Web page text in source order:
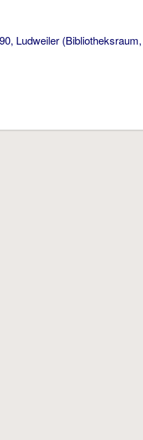
(Bibliotheksraum,